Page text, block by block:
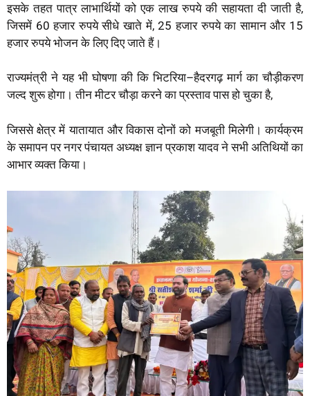
इसके तहत पात्र लाभार्थियों को एक लाख रुपये की सहायता दी जाती है,
जिसमें 60 हजार रुपये सीधे खाते में, 25 हजार रुपये का सामान और 15
हजार रुपये भोजन के लिए दिए जाते हैं।
राज्यमंत्री ने यह भी घोषणा की कि भिटरिया–हैदरगढ़ मार्ग का चौड़ीकरण
जल्द शुरू होगा। तीन मीटर चौड़ा करने का प्रस्ताव पास हो चुका है,
जिससे क्षेत्र में यातायात और विकास दोनों को मजबूती मिलेगी। कार्यक्रम
के समापन पर नगर पंचायत अध्यक्ष ज्ञान प्रकाश यादव ने सभी अतिथियों का
आभार व्यक्त किया।